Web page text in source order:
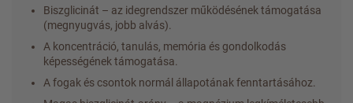
Biszglicinát – az idegrendszer működésének támogatása
(megnyugvás, jobb alvás).
A koncentráció, tanulás, memória és gondolkodás
képességének támogatása.
A fogak és csontok normál állapotának fenntartásához.